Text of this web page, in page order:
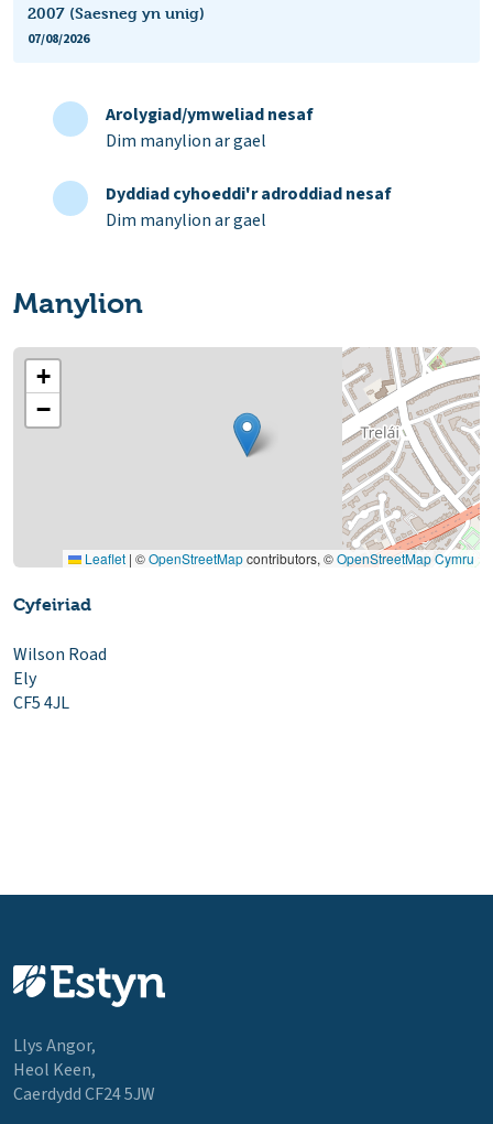
2007 (Saesneg yn unig)
07/08/2026
Arolygiad/ymweliad nesaf
Dim manylion ar gael
Dyddiad cyhoeddi'r adroddiad nesaf
Dim manylion ar gael
Manylion
+
−
Leaflet | ©OpenStreetMapcontributors, ©OpenStreetMap Cymru
Cyfeiriad
Wilson Road
Ely
CF5 4JL
Llys Angor,
Heol Keen,
Caerdydd CF24 5JW